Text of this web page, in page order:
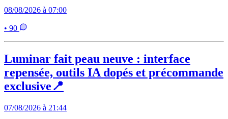
08/08/2026 à 07:00
• 90
Luminar fait peau neuve : interface
repensée, outils IA dopés et précommande
exclusive📍
07/08/2026 à 21:44